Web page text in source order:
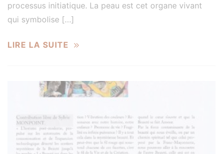
processus initiatique. La peau est cet organe vivant
qui symbolise […]
LIRE LA SUITE